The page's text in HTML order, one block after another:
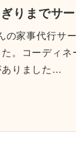
りまでサ
の家事代行サ
。コーディ
ありました…